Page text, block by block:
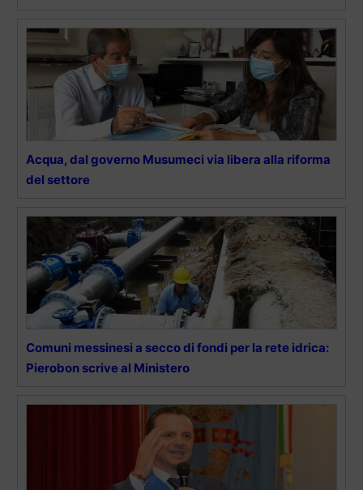
Acqua, dal governo Musumeci via libera alla riforma
del settore
Comuni messinesi a secco di fondi per la rete idrica:
Pierobon scrive al Ministero